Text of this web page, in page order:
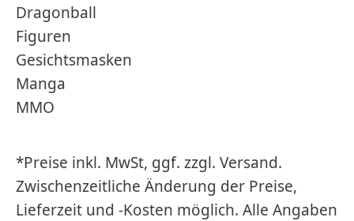
Dragonball
Figuren
Gesichtsmasken
Manga
MMO
*Preise inkl. MwSt, ggf. zzgl. Versand.
Zwischenzeitliche Änderung der Preise,
Lieferzeit und -Kosten möglich. Alle Angaben